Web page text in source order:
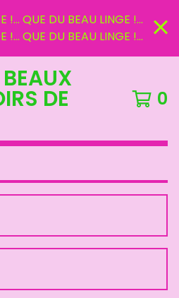
!... QUE DU BEAU LINGE !...
!... QUE DU BEAU LINGE !...
DE 0